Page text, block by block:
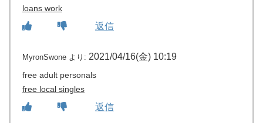
loans work
返信
MyronSwone より: 2021/04/16(金) 10:19
free adult personals
free local singles
返信